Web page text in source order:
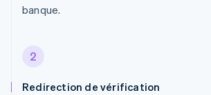
banque.
2
Redirection de vérification